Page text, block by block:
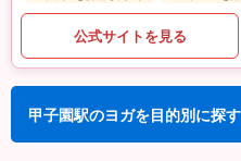
公式サイトを見る
甲子園駅のヨガを目的別に探す